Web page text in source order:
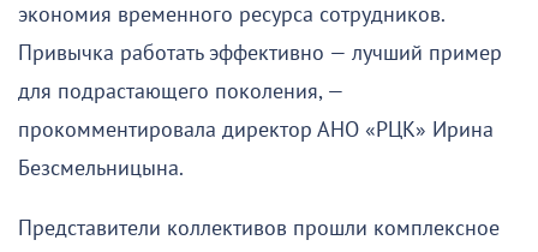
экономия временного ресурса сотрудников.
Привычка работать эффективно — лучший пример
для подрастающего поколения, —
прокомментировала директор АНО «РЦК» Ирина
Безсмельницына.
Представители коллективов прошли комплексное